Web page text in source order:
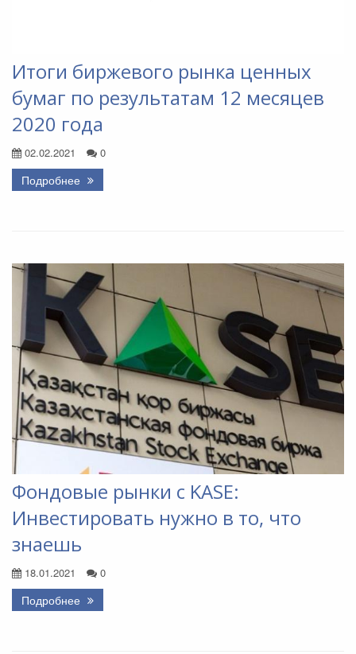
Итоги биржевого рынка ценных
бумаг по результатам 12 месяцев
2020 года
02.02.2021 0
Подробнее
Фондовые рынки с KASE:
Инвестировать нужно в то, что
знаешь
18.01.2021 0
Подробнее